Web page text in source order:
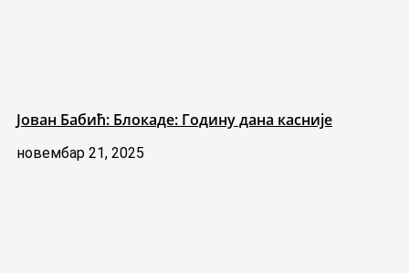
Јован Бабић: Блокаде: Годину дана касније
новембар 21, 2025